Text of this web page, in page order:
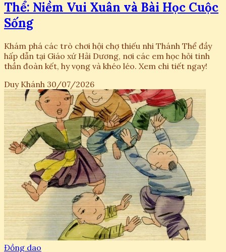
Thể: Niềm Vui Xuân và Bài Học Cuộc
Sống
Khám phá các trò chơi hội chợ thiếu nhi Thánh Thể đầy
hấp dẫn tại Giáo xứ Hải Dương, nơi các em học hỏi tinh
thần đoàn kết, hy vọng và khéo léo. Xem chi tiết ngay!
Duy Khánh 30/07/2026
Đồng dao